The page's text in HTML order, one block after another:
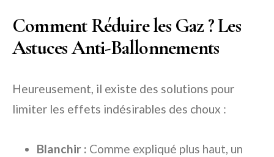
Comment Réduire les Gaz ? Les
Astuces Anti-Ballonnements
Heureusement, il existe des solutions pour
limiter les effets indésirables des choux :
Blanchir : Comme expliqué plus haut, un